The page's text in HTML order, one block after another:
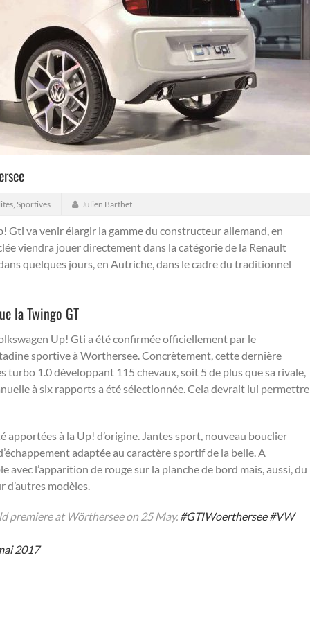
, Sportives Julien Barthet
Gti va venir élargir la gamme du constructeur allemand, en
viendra jouer directement dans la catégorie de la Renault
quelques jours, en Autriche, dans le cadre du traditionnel
la Twingo GT
Up! Gti a été confirmée officiellement par le
sportive à Worthersee. Concrètement, cette dernière
turbo 1.0 développant 115 chevaux, soit 5 de plus que sa rivale,
à six rapports a été sélectionnée. Cela devrait lui permettre
à la Up! d’origine. Jantes sport, nouveau bouclier
adaptée au caractère sportif de la belle. A
avec l’apparition de rouge sur la planche de bord mais, aussi, du
d’autres modèles.
premiere at Wörthersee on 25 May. #GTIWoerthersee #VW
2017